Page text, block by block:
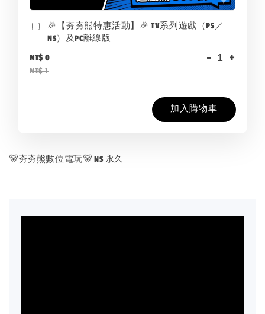
🎉【夯夯熊特惠活動】🎉 TV系列遊戲（PS／
NS）及PC離線版
NT$ 0
NT$ 1
- +
加入購物車
🐻夯夯熊數位電玩🐻 NS 永久